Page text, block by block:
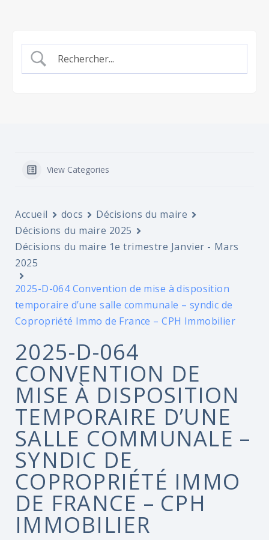
View Categories
Accueil docs
Décisions du maire
Décisions du maire 2025
Décisions du maire 1e trimestre Janvier - Mars
2025
2025-D-064 Convention de mise à disposition
temporaire d’une salle communale – syndic de
Copropriété Immo de France – CPH Immobilier
2025-D-064
CONVENTION DE
MISE À DISPOSITION
TEMPORAIRE D’UNE
SALLE COMMUNALE –
SYNDIC DE
COPROPRIÉTÉ IMMO
DE FRANCE – CPH
IMMOBILIER